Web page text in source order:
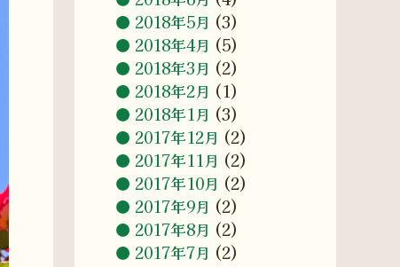
2018年5月 (3)
2018年4月 (5)
2018年3月 (2)
2018年2月 (1)
2018年1月 (3)
2017年12月 (2)
2017年11月 (2)
2017年10月 (2)
2017年9月 (2)
2017年8月 (2)
2017年7月 (2)